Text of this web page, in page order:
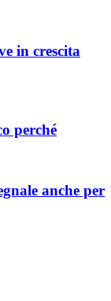
in crescita
perché
anche per